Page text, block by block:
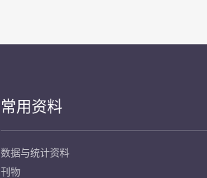
常用资料
数据与统计资料
刊物